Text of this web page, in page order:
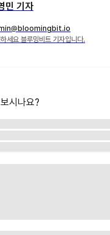
민 기자
세요 블루밍비트 기자입니다.
시나요?